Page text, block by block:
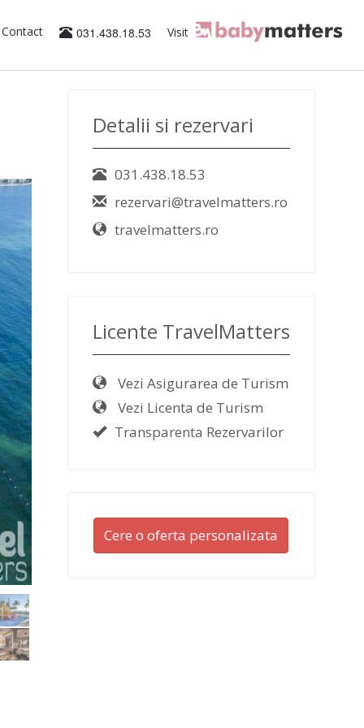
Contact 031.438.18.53 Visit
Detalii si rezervari
031.438.18.53
rezervari@travelmatters.ro
travelmatters.ro
Licente TravelMatters
Vezi Asigurarea de Turism
Vezi Licenta de Turism
Transparenta Rezervarilor
Cere o oferta personalizata